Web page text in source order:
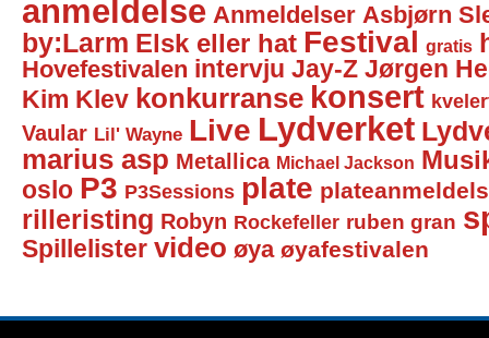
anmeldelse Anmeldelser Asbjørn
by:Larm Elsk eller hat Festival gratis
Hovefestivalen intervju Jay-Z Jørgen
Kim Klev konkurranse konsert
Vaular Lil' Wayne Live Lydverket
marius asp Metallica Michael Jackson
oslo P3 P3Sessions plate
rilleristing Robyn Rockefeller ruben gran
Spillelister video øya øyafestivalen